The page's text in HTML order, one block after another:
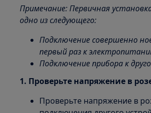
Примечание: Первичная
одно из следующего:
Подключение совершенно
первый раз к
Подключение прибора к
1. Проверьте напряжение в
Проверьте напряжение в